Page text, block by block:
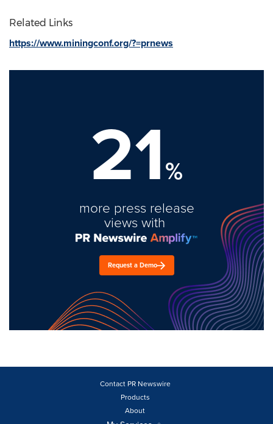
Related Links
https://www.miningconf.org/?=prnews
21%
more press release
views with
Request a Demo
Contact PR Newswire
Products
About